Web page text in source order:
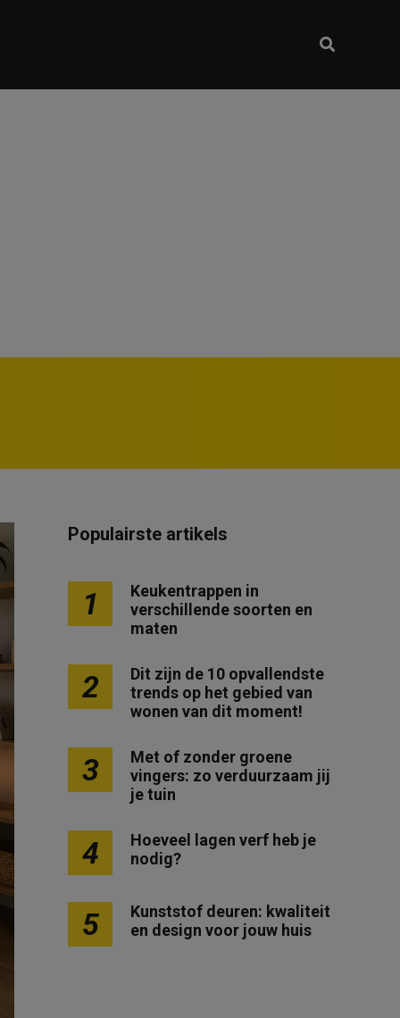
Populairste artikels
1
Keukentrappen in
verschillende soorten en
maten
2
Dit zijn de 10 opvallendste
trends op het gebied van
wonen van dit moment!
3
Met of zonder groene
vingers: zo verduurzaam jij
je tuin
4
Hoeveel lagen verf heb je
nodig?
5
Kunststof deuren: kwaliteit
en design voor jouw huis